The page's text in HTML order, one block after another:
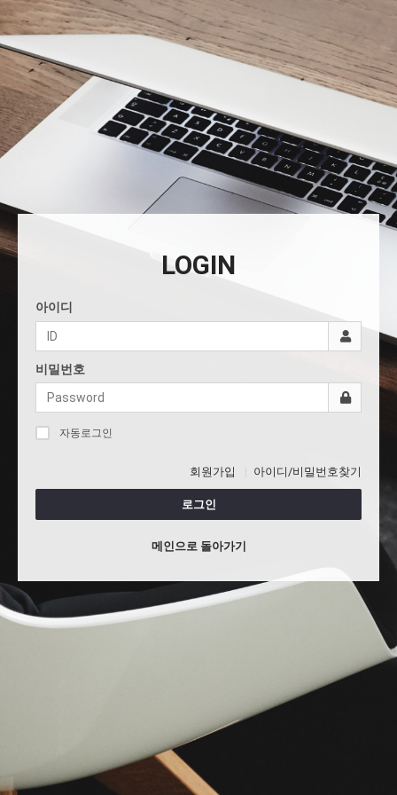
LOGIN
아이디
비밀번호
자동로그인
회원가입 아이디/비밀번호찾기
로그인
메인으로 돌아가기